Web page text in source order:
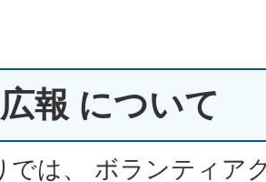
報 について
では、 ボランティア